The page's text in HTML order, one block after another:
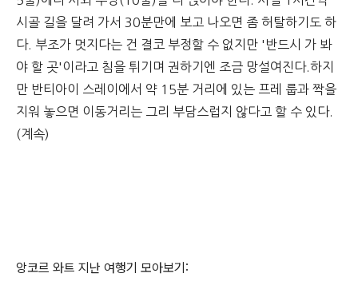
시골 길을 달려 가서 30분만에 보고 나오면 좀 허탈하기도 하
다. 부조가 멋지다는 건 결코 부정할 수 없지만 '반드시 가 봐
야 할 곳'이라고 침을 튀기며 권하기엔 조금 망설여진다. 하지
만 반티아이 스레이에서 약 15분 거리에 있는 프레 룹과 짝을
지워 놓으면 이동거리는 그리 부담스럽지 않다고 할 수 있다.
(계속)
앙코르 와트 지난 여행기 모아보기: